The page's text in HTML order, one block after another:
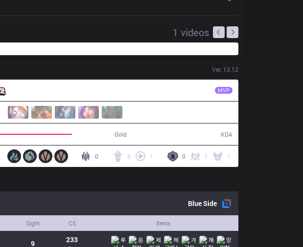
1 videos
Ver. 13.12
MVP
Gold KDA
0 1 1
8 1
0
BlueSide
Sight CS Items
9 233